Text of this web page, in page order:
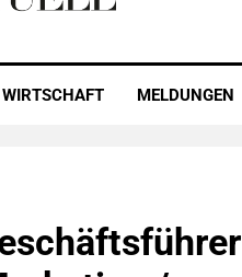
WIRTSCHAFT MELDUNGEN